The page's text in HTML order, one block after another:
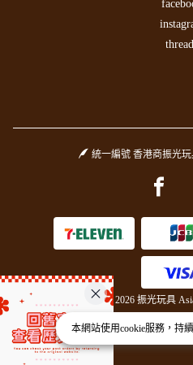
本網站使用cookie服務，持
統一編號 香港商振光玩
Copyright © 2026 振光玩具
Powered by